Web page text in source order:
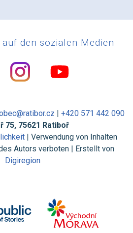
den sozialen Medien
| +420 571 442 090
75, 75621 Ratiboř
| Verwendung von Inhalten
Autors verboten | Erstellt von
Digiregion